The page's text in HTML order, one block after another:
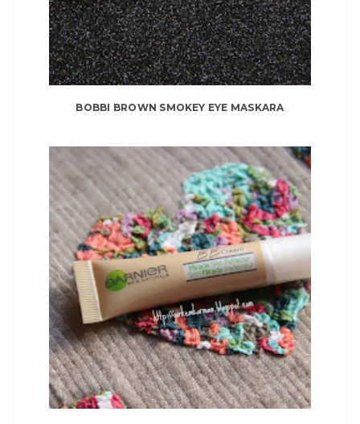
BOBBI BROWN SMOKEY EYE MASKARA